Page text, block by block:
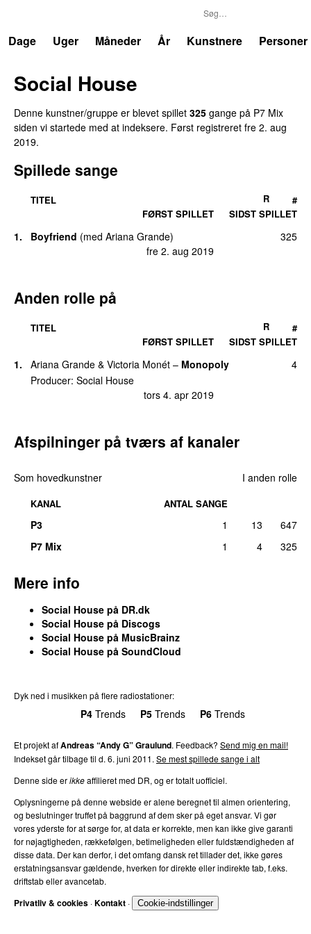
Dage
Uger Måneder År Kunstnere Personer
Social House
Denne kunstner/gruppe er blevet spillet 325 gange på P7 Mix
siden vi startede med at indeksere. Først registreret fre 2. aug
2019.
Spillede sange
TITEL
FØRST SPILLET
SIDST SPILLET
R #
1. Boyfriend (med Ariana Grande)
fre 2. aug 2019
325
Anden rolle på
TITEL
FØRST SPILLET
SIDST SPILLET
R #
1. Ariana Grande & Victoria Monét – Monopoly
tors 4. apr 2019
4
Producer: Social House
Afspilninger på tværs af kanaler
Som hovedkunstner I anden rolle
KANAL ANTAL SANGE
P3 1 13
647
P7 Mix
1 4 325
Mere info
Social House på DR.dk
Social House på Discogs
Social House på MusicBrainz
Social House på SoundCloud
Dyk ned i musikken på flere radiostationer:
P4 Trends P5 Trends P6 Trends
Et projekt afAndreas “Andy G” Graulund. Feedback? Send mig en mail!
Indekset går tilbage til d. 6. juni 2011. Se mest spillede sange i alt
Denne side erikkeaffilieret med DR, og er totalt uofficiel.
Oplysningerne på denne webside er alene beregnet til almen orientering,
og beslutninger truffet på baggrund af dem sker på eget ansvar. Vi gør
vores yderste for at sørge for, at data er korrekte, men kan ikke give garanti
for nøjagtigheden, rækkefølgen, betimeligheden eller fuldstændigheden af
disse data. Der kan derfor, i det omfang dansk ret tillader det, ikke gøres
erstatningsansvar gældende, hverken for direkte eller indirekte tab, f.eks.
driftstab eller avancetab.
Privatliv & cookies ·Kontakt · Cookie-indstillinger